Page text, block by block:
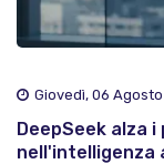
Giovedì, 06
DeepSeek alza
nell'intelligenza